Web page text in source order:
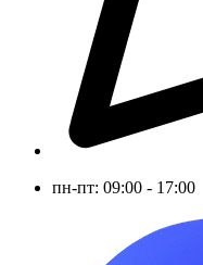
пн-пт: 09:00 - 17:00